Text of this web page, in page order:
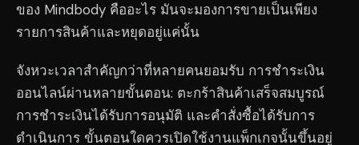
ของ Mindbody คืออะไร มันจะมองการขายเป็นเพียง
รายการสินค้าและหยุดอยู่แค่นั้น
จังหวะเวลาสำคัญกว่าที่หลายคนยอมรับ การชำระเงิน
ออนไลน์ผ่านหลายขั้นตอน: ตะกร้าสินค้าเสร็จสมบูรณ์
การชำระเงินได้รับการอนุมัติ และคำสั่งซื้อได้รับการ
ดำเนินการ ขั้นตอนใดควรเปิดใช้งานแพ็กเกจนั้นขึ้นอยู่